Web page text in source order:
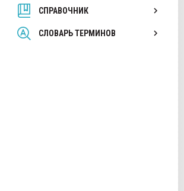
СПРАВОЧНИК
СЛОВАРЬ ТЕРМИНОВ